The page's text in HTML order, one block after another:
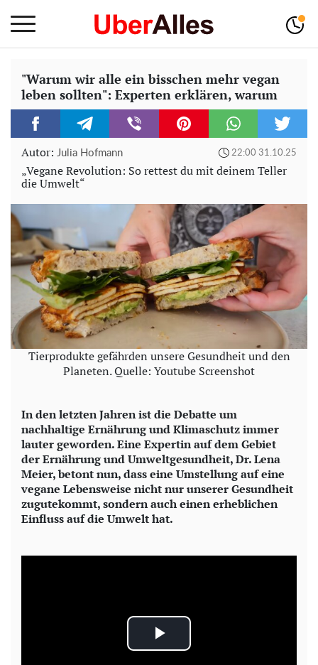
"Warum wir alle ein bisschen mehr vegan
leben sollten": Experten erklären, warum
Autor: Julia Hofmann 22:00 31.10.25
„Vegane Revolution: So rettest du mit deinem Teller
die Umwelt“
Tierprodukte gefährden unsere Gesundheit und den
Planeten. Quelle: Youtube Screenshot
In den letzten Jahren ist die Debatte um
nachhaltige Ernährung und Klimaschutz immer
lauter geworden. Eine Expertin auf dem Gebiet
der Ernährung und Umweltgesundheit, Dr. Lena
Meier, betont nun, dass eine Umstellung auf eine
vegane Lebensweise nicht nur unserer Gesundheit
zugutekommt, sondern auch einen erheblichen
Einfluss auf die Umwelt hat.
P